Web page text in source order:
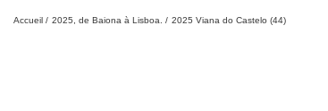
Accueil 2025, de Baiona à Lisboa. 2025 Viana do Castelo (44)